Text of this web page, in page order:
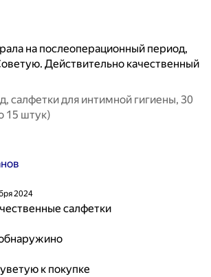
на послеоперационный период,
Действительно качественный
салфетки для интимной гигиены, 30
15 штук)
2024
салфетки
к покупке